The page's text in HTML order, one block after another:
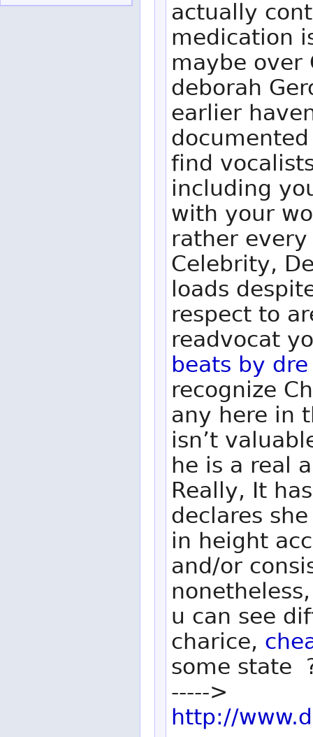
actually
medication
maybe over
deborah
earlier
find
including
with your
rather every
Celebrity,
loads
respect to
readvocat
beats by
recognize
any here in
isn’t
he is a real
Really, It
declares
in height
and/or
u can see
charice,
some state
----->
http://